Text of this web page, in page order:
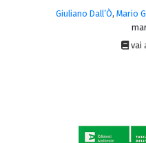
Giuliano Dall’Ò, Mario
vai